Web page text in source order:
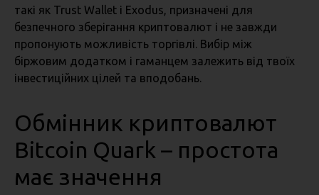
такі як Trust Wallet і Exodus, призначені для
безпечного зберігання криптовалют і не завжди
пропонують можливість торгівлі. Вибір між
біржовим додатком і гаманцем залежить від твоїх
інвестиційних цілей та вподобань.
Обмінник криптовалют
Bitcoin Quark – простота
має значення